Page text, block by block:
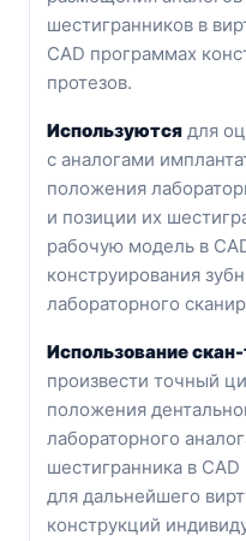
шестигранников в
CAD программах
протезов.
Используются для
с аналогами
положения
и позиции их
рабочую модель в
конструирования
лабораторного
Использование
произвести точный
положения
лабораторного
шестигранника в
для дальнейшего
конструкций